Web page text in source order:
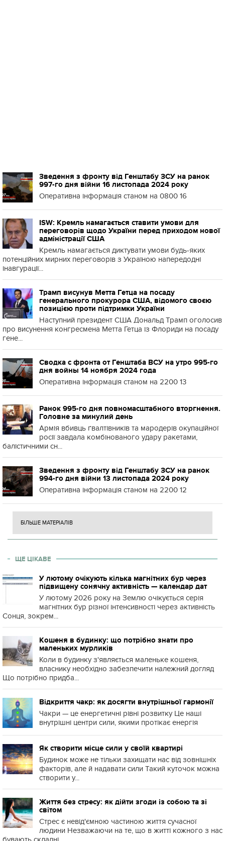
Зведення з фронту від Генштабу ЗСУ на ранок
997-го дня війни 16 листопада 2024 року
Оперативна інформація станом на 0800 16
ISW: Кремль намагається ставити умови для
переговорів щодо України перед приходом нової
адміністрації США
Кремль намагається диктувати умови будь-яких
потенційних мирних переговорів з Україною напередодні
інавгурації...
Трамп висунув Метта Гетца на посаду
генерального прокурора США, відомого своєю
позицією проти підтримки України
Наступний президент США Дональд Трамп оголосив
про висунення конгресмена Метта Гетца із Флориди на посаду
гене...
Сводка с фронта от Генштаба ВСУ на утро 995-го
дня войны 14 ноября 2024 года
Оперативна інформація станом на 2200 13
Ранок 995-го дня повномасштабного вторгнення.
Головне за минулий день
Армія вбивць ґвалтівників та мародерів окупаційної
росії завдала комбінованого удару ракетами,
балістичними сн...
Зведення з фронту від Генштабу ЗСУ на ранок
994-го дня війни 13 листопада 2024 року
Оперативна інформація станом на 2200 12
БІЛЬШЕ МАТЕРІАЛІВ
ЩЕ ЦІКАВЕ
У лютому очікують кілька магнітних бур через
підвищену сонячну активність — календар дат
У лютому 2026 року на Землю очікується серія
магнітних бур різної інтенсивності через активність
Сонця, зокрем...
Кошеня в будинку: що потрібно знати про
маленьких мурликів
Коли в будинку з'являється маленьке кошеня,
власнику необхідно забезпечити належний догляд
Що потрібно придба...
Відкриття чакр: як досягти внутрішньої гармонії
Чакри — це енергетичні рівні розвитку Це наші
внутрішні центри сили, якими протікає енергія
Як створити місце сили у своїй квартирі
Будинок може не тільки захищати нас від зовнішніх
факторів, але й надавати сили Такий куточок можна
створити у...
Життя без стресу: як дійти згоди із собою та зі
світом
Стрес є невід'ємною частиною життя сучасної
людини Незважаючи на те, що в житті кожного з нас